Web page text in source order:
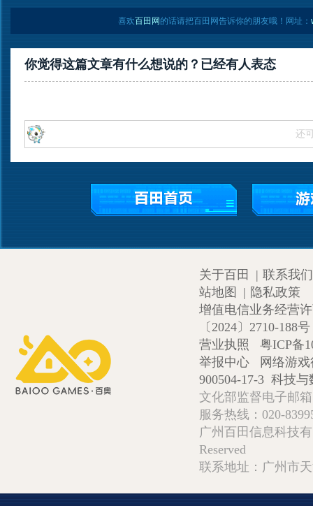
喜欢百田网 的话请把百田网告诉你的朋友哦！网址：
你觉得这篇文章有什么想说的？已经有人表态
还
关于百田 | 联系我们
站地图
| 隐私政策
增值电信业务经营
〔2024〕2710-188号
营业执照
粤ICP备
举报中心
网络游
900504-17-3 科技与
文化部监督电子邮
服务热线：020-
广州百田信息科技
Reserved
联系地址：广州市